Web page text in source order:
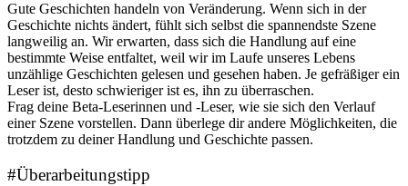
Gute Geschichten handeln von Veränderung. Wenn sich in der
Geschichte nichts ändert, fühlt sich selbst die spannendste Szene
langweilig an. Wir erwarten, dass sich die Handlung auf eine
bestimmte Weise entfaltet, weil wir im Laufe unseres Lebens
unzählige Geschichten gelesen und gesehen haben. Je gefräßiger ein
Leser ist, desto schwieriger ist es, ihn zu überraschen.
Frag deine Beta-Leserinnen und -Leser, wie sie sich den Verlauf
einer Szene vorstellen. Dann überlege dir andere Möglichkeiten, die
trotzdem zu deiner Handlung und Geschichte passen.
#Überarbeitungstipp